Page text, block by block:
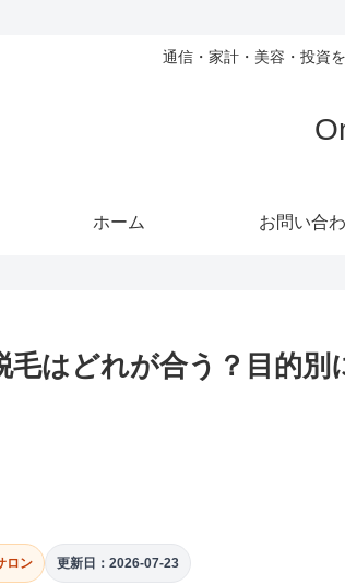
通信・家計・美容・投資
ホーム お問い合
はどれが合う？目的別
ロン 更新日：2026-07-23